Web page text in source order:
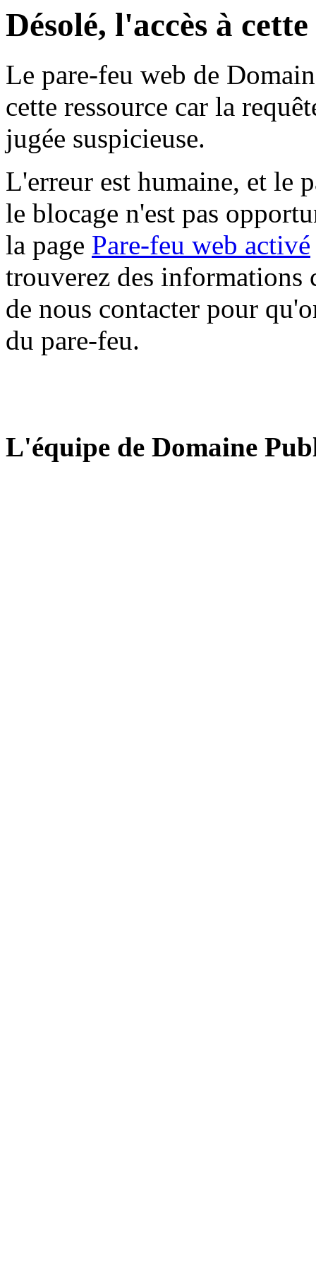
Désolé, l'accès à
Le pare-feu web de
cette ressource car la
jugée suspicieuse.
L'erreur est humaine, et le
le blocage n'est pas
la page Pare-feu web activé
trouverez des informations
de nous contacter pour
du pare-feu.
L'équipe de Domaine